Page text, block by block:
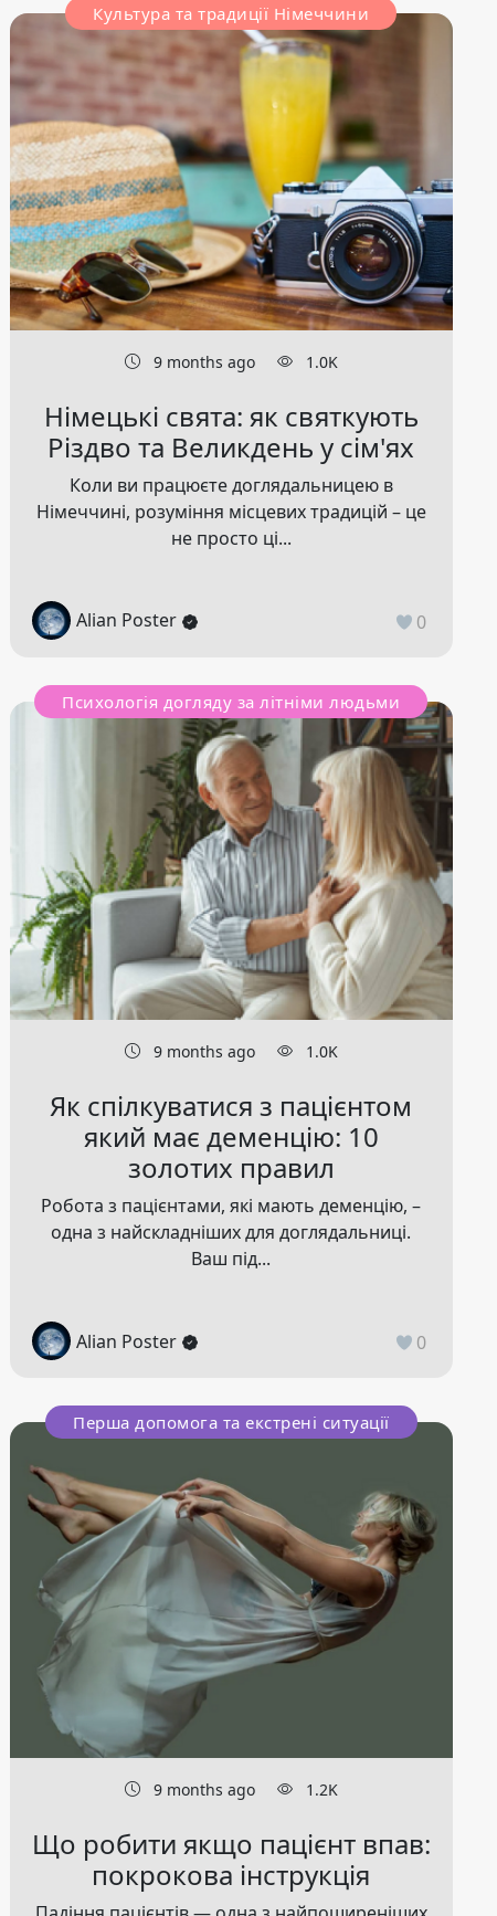
Культура та традиції Німеччини
9 months ago 1.0K
Німецькі свята: як святкують
Різдво та Великдень у сім'ях
Коли ви працюєте доглядальницею в
Німеччині, розуміння місцевих традицій – це
не просто ці...
Alian Poster 0
Психологія догляду за літніми людьми
9 months ago 1.0K
Як спілкуватися з пацієнтом
який має деменцію: 10
золотих правил
Робота з пацієнтами, які мають деменцію, –
одна з найскладніших для доглядальниці.
Ваш під...
Alian Poster 0
Перша допомога та екстрені ситуації
9 months ago 1.2K
Що робити якщо пацієнт впав:
покрокова інструкція